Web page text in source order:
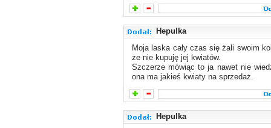
Hepulka
Moja laska cały czas się żali swoim
że nie kupuję jej kwiatów.
Szczerze mówiąc to ja nawet nie
ona ma jakieś kwiaty na sprzedaż.
Hepulka